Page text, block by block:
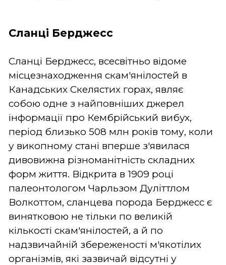
Сланці Берджесс
Сланці Берджесс, всесвітньо відоме
місцезнаходження скам'янілостей в
Канадських Скелястих горах, являє
собою одне з найповніших джерел
інформації про Кембрійський вибух,
період близько 508 млн років тому, коли
у викопному стані вперше з'явилася
дивовижна різноманітність складних
форм життя. Відкрита в 1909 році
палеонтологом Чарльзом Дуліттлом
Волкоттом, сланцева порода Берджесс є
винятковою не тільки по великій
кількості скам'янілостей, а й по
надзвичайній збереженості м'якотілих
організмів, які зазвичай відсутні у